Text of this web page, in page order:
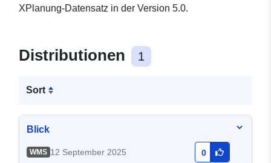
XPlanung-Datensatz in der Version 5.0.
Distributionen 1
Sort
Blick
WMS 12 September 2025 0